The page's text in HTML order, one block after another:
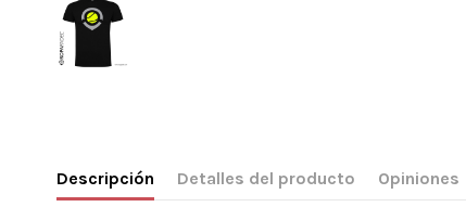
Descripción Detalles del producto Opiniones